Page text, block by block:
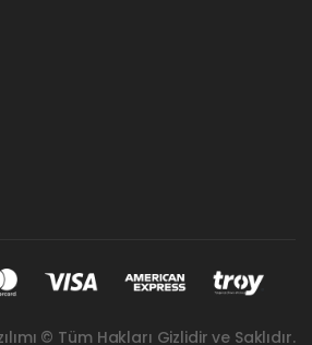
© Tüm Hakları Gizlidir ve Saklıdır.